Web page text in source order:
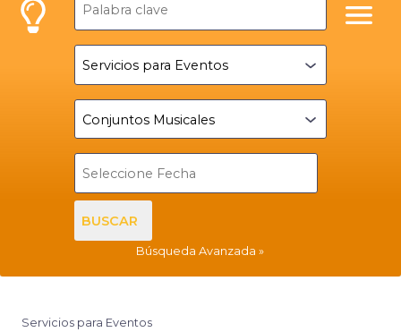
BUSCAR
Búsqueda Avanzada
Servicios para Eventos